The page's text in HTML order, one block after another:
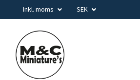
Inkl. moms SEK